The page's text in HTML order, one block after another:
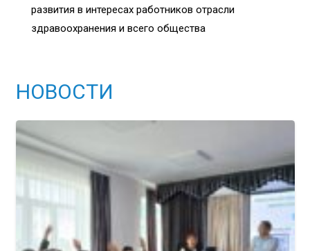
развития в интересах работников отрасли
здравоохранения и всего общества
НОВОСТИ